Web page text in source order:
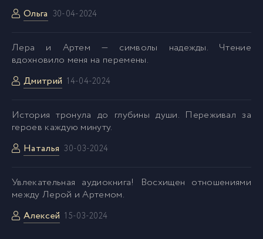
48 048
49 049
50 050
Ольга 30-04-2024
Лера и Артем — символы надежды. Чтение
вдохновило меня на перемены.
Дмитрий 14-04-2024
История тронула до глубины души. Переживал за
героев каждую минуту.
Наталья 30-03-2024
Увлекательная аудиокнига! Восхищен отношениями
между Лерой и Артемом.
Aлексей 15-03-2024